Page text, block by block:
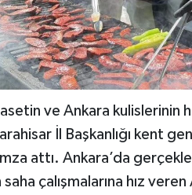
ve Ankara kulislerinin
İl Başkanlığı kent
attı. Ankara’da
saha çalışmalarına hız